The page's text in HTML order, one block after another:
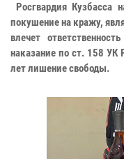
Росгвардия Кузбасса
покушение на кражу,
влечет
наказание по ст. 158 УК
лет лишение свободы.